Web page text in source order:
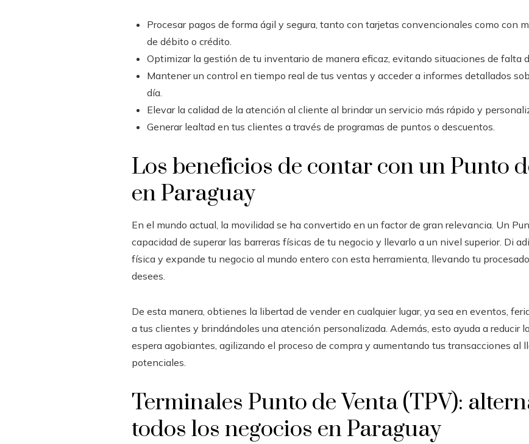
Procesar pagos de forma ágil y segura, tanto con tarjetas convencionales como con
de débito o crédito.
Optimizar la gestión de tu inventario de manera eficaz, evitando situaciones de falta
Mantener un control en tiempo real de tus ventas y acceder a informes detallados
día.
Elevar la calidad de la atención al cliente al brindar un servicio más rápido y
Generar lealtad en tus clientes a través de programas de puntos o descuentos.
Los beneficios de contar con un Punto
en Paraguay
En el mundo actual, la movilidad se ha convertido en un factor de gran relevancia. Un
capacidad de superar las barreras físicas de tu negocio y llevarlo a un nivel superior. Di
física y expande tu negocio al mundo entero con esta herramienta, llevando tu
desees.
De esta manera, obtienes la libertad de vender en cualquier lugar, ya sea en eventos,
a tus clientes y brindándoles una atención personalizada. Además, esto ayuda a reducir
espera agobiantes, agilizando el proceso de compra y aumentando tus transacciones al
potenciales.
Terminales Punto de Venta (TPV):
todos los negocios en Paraguay